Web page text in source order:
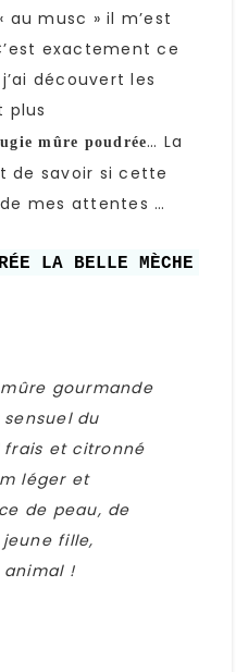
au musc » il m’est
exactement ce
découvert les
plus
mûre poudrée… La
de savoir si cette
mes attentes …
LA BELLE MÈCHE
gourmande
du
frais et citronné
léger et
de peau, de
fille,
animal !